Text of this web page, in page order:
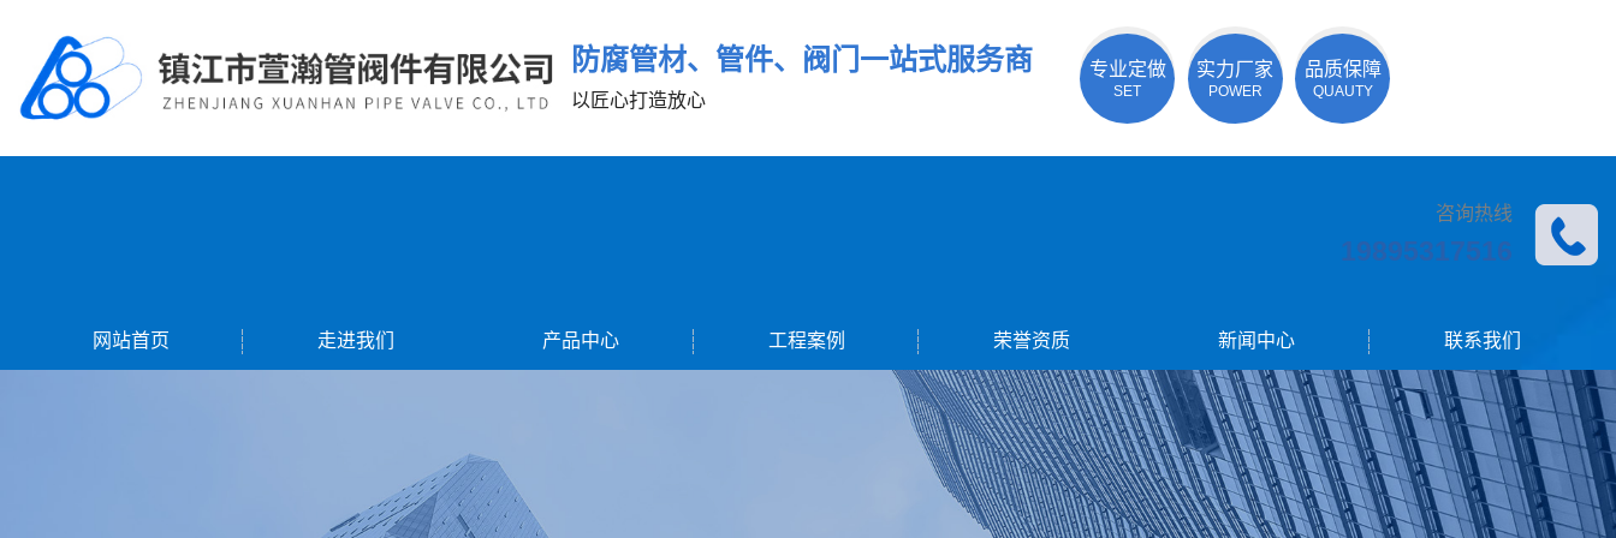
防腐管材、管件、阀门一站式服务商
以匠心打造放心
专业定做
SET
实力厂家
POWER
品质保障
QUAUTY
咨询热线
19895317516
网站首页 走进我们 产品中心 工程案例 荣誉资质 新闻中心 联系我们